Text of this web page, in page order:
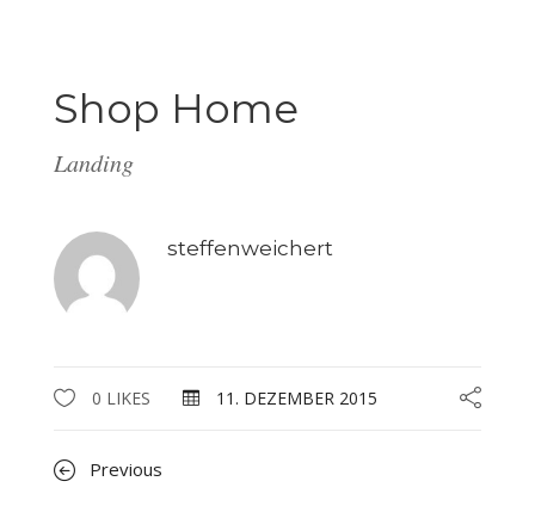
Shop Home
Landing
steffenweichert
0 LIKES 11. DEZEMBER 2015
Previous